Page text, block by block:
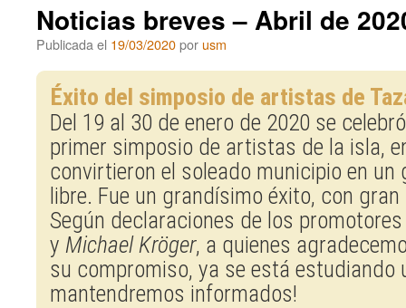
Noticias breves – Abril de
Publicada el 19/03/2020por usm
Éxito del simposio de artistas de
Del 19 al 30 de enero de 2020 se
primer simposio de artistas de la isla,
convirtieron el soleado municipio en un
libre. Fue un grandísimo éxito, con
Según declaraciones de los
y Michael Kröger, a quienes
su compromiso, ya se está estudiando
mantendremos informados!